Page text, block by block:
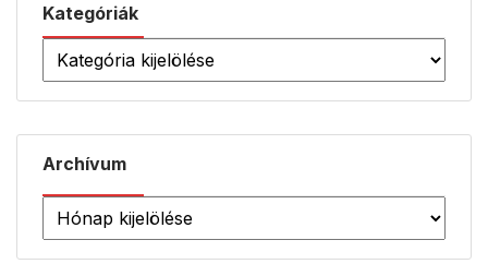
Kategóriák
Archívum